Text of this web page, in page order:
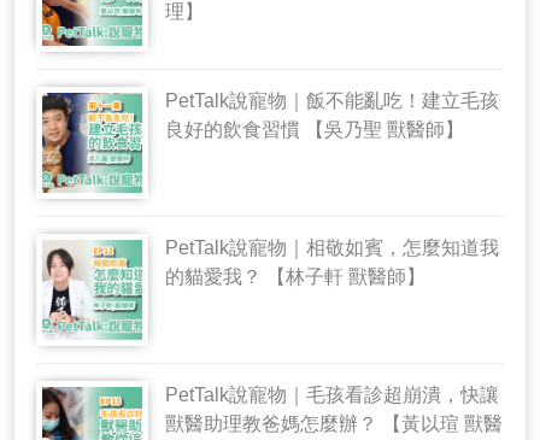
理】
PetTalk說寵物｜飯不能亂吃！建立毛孩
良好的飲食習慣 【吳乃聖 獸醫師】
PetTalk說寵物｜相敬如賓，怎麼知道我
的貓愛我？ 【林子軒 獸醫師】
PetTalk說寵物｜毛孩看診超崩潰，快讓
獸醫助理教爸媽怎麼辦？ 【黃以瑄 獸醫